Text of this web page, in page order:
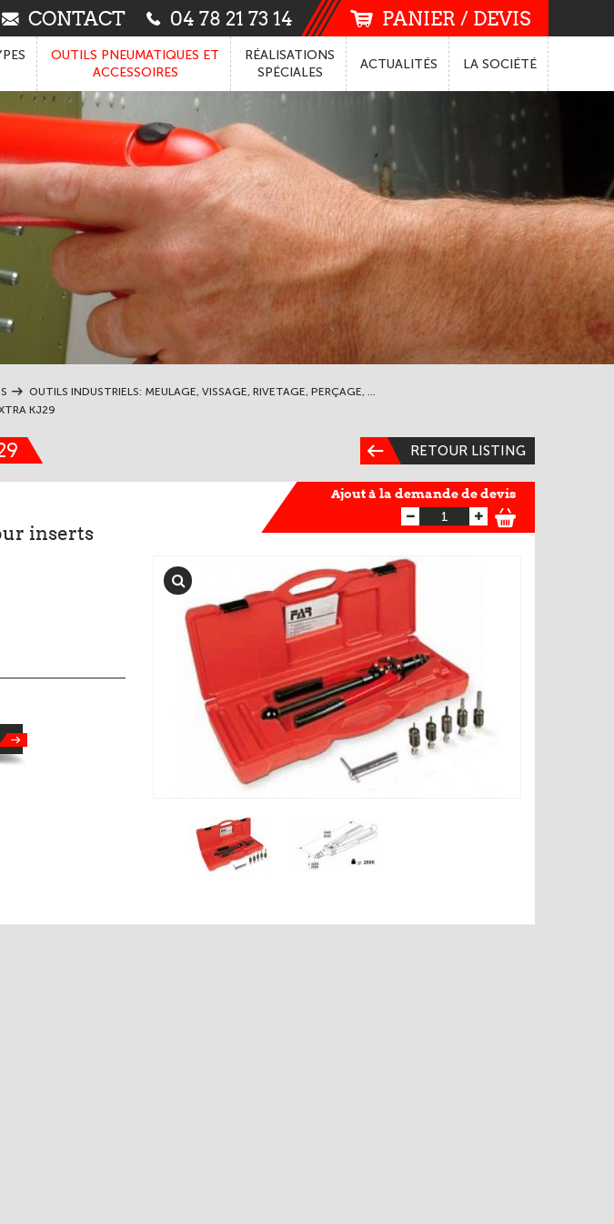
CONTACT 04 78 21 73 14 PANIER / DEVIS
OUTILS PNEUMATIQUES ET
ACCESSOIRES
RÉALISATIONS
SPÉCIALES
ACTUALITÉS LA SOCIÉTÉ
OUTILS INDUSTRIELS: MEULAGE, VISSAGE, RIVETAGE, PERÇAGE, ...
KJ29
RETOUR LISTING
inserts
Ajout à la demande de devis